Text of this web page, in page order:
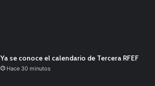
Ya se conoce el calendario de Tercera RFEF
Hace 30 minutos